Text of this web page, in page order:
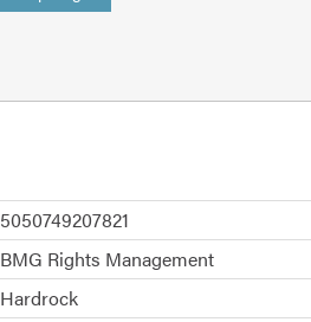
5050749207821
BMG Rights Management
Hardrock